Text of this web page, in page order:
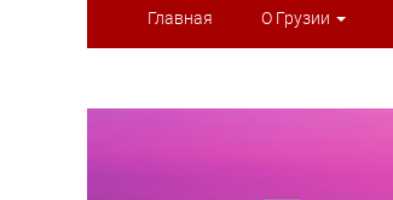
Главная О Грузии